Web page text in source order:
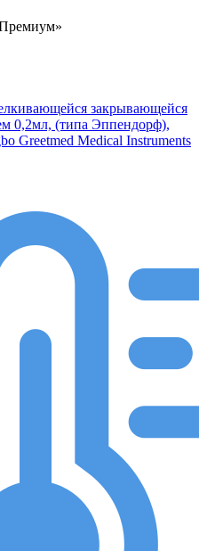
закрывающейся
0,2мл, (типа Эппендорф),
Greetmed Medical Instruments